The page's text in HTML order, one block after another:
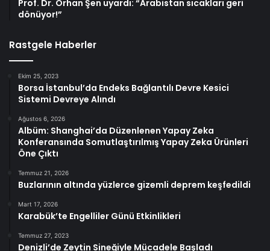
Prof. Dr. Orhan Şen uyardı: “Arabistan sıcakları geri
dönüyor!”
Rastgele Haberler
Ekim 25, 2023
Borsa İstanbul’da Endeks Bağlantılı Devre Kesici
Sistemi Devreye Alındı
Ağustos 6, 2026
Albüm: Shanghai’da Düzenlenen Yapay Zeka
Konferansında Somutlaştırılmış Yapay Zeka Ürünleri
Öne Çıktı
Temmuz 21, 2026
Buzlarının altında yüzlerce gizemli deprem keşfedildi
Mart 17, 2026
Karabük’te Engelliler Günü Etkinlikleri
Temmuz 27, 2023
Denizli’de Zeytin Sineğiyle Mücadele Başladı